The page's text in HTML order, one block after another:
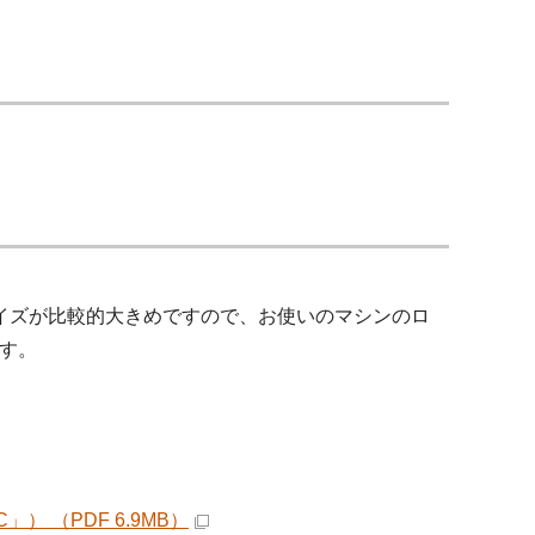
が比較的大きめですので、お使いのマシンのロ
。
） （PDF 6.9MB）